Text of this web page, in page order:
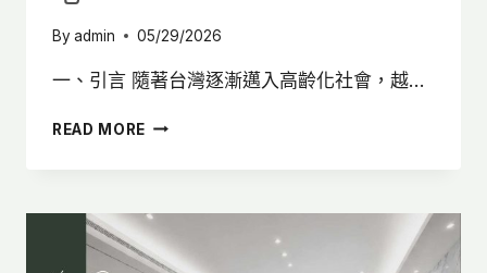
Byadmin 05/29/2026
一、引言 隨著台灣逐漸邁入高齡化社會，越…
READ MORE 養
光
設
計